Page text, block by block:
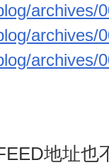
archives/
archives/
archives/
地址也